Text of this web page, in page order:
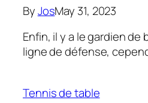
ByJosMay 31, 2023
Enfin, il y a le gardien de
ligne de défense,
Tennis de table